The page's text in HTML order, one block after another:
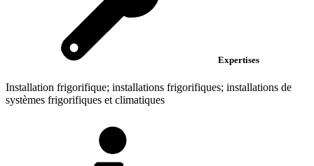
Expertises
Installation frigorifique; installations frigorifiques; installations de
systèmes frigorifiques et climatiques